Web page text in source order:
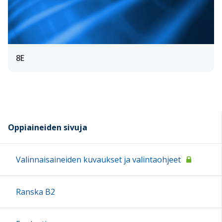
8E
Oppiaineiden sivuja
Valinnaisaineiden kuvaukset ja valintaohjeet
Ranska B2